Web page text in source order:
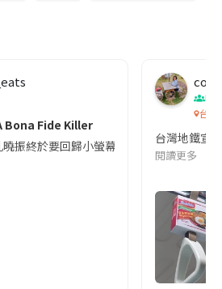
Bona Fide Killer
振終於要回歸小螢幕啦!這次的劇本改編
co
吹
台灣
台灣地鐵宣
閱讀更多